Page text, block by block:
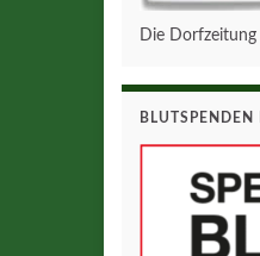
Die
BLUTSPENDEN